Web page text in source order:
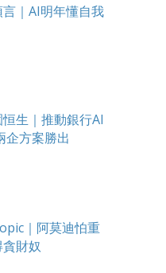
｜AI明年懂自我
生｜推動銀行AI
企方案勝出
｜阿莫迪怕重
財奴